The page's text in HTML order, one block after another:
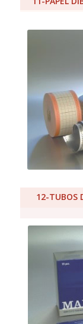
12-TUBOS